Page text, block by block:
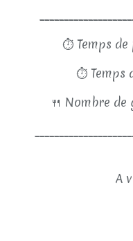
⏱ Temps
⏱ Temps
🍴 Nombre de
A